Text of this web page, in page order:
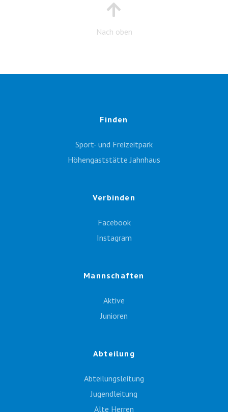
Nach oben
Finden
Sport- und Freizeitpark
Höhengaststätte Jahnhaus
Verbinden
Facebook
Instagram
Mannschaften
Aktive
Junioren
Abteilung
Abteilungsleitung
Jugendleitung
Alte Herren